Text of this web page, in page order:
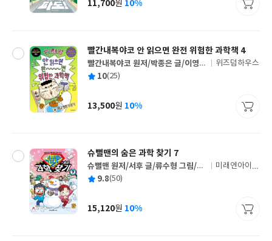
가
11,700원 10%
빨간내복야코 안 읽으면 완전 위험한 과학책 4
글
쓴
빨간내복야코 원저/박종은 글/이영아
그림/홍승범,샌드박스네트워크 감수
출
사
위즈덤하우스
평 10(25)
가
13,500원 10%
슈뻘맨의 숨은 과학 찾기 7
글
쓴
슈뻘맨 원저/서후 글/류수형 그림/샌
드박스네트워크,정재형 감수
출
사
미래엔아이세
평 9.8(50)
가
15,120원 10%